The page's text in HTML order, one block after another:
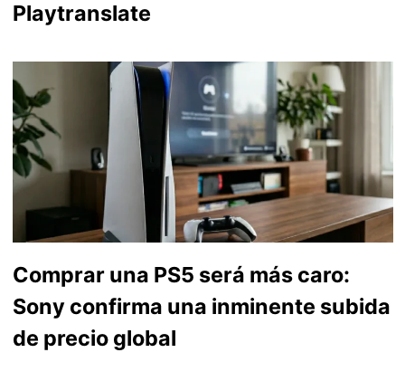
Playtranslate
Comprar una PS5 será más caro:
Sony confirma una inminente subida
de precio global